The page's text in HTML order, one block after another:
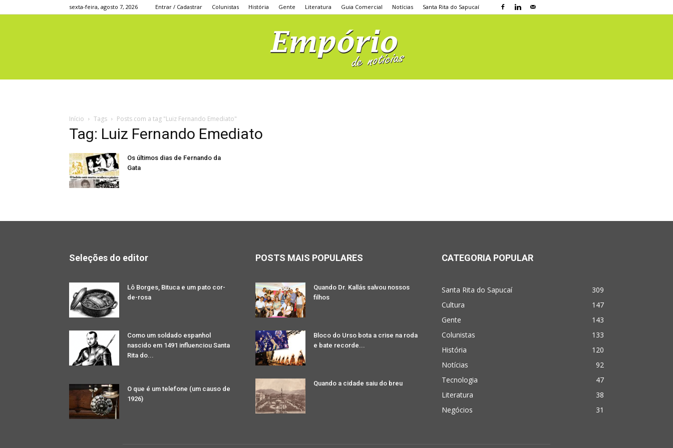
sexta-feira, agosto 7, 2026 Entrar / Cadastrar Colunistas História Gente Literatura Guia Comercial Notícias Santa Rita do Sapucaí
Início Tags Posts com a tag "Luiz Fernando Emediato"
Tag: Luiz Fernando Emediato
Os últimos dias de Fernando da
Gata
Seleções do editor
Lô Borges, Bituca e um pato cor-
de-rosa
Como um soldado espanhol
nascido em 1491 influenciou Santa
Rita do...
O que é um telefone (um causo de
1926)
POSTS MAIS POPULARES
Quando Dr. Kallás salvou nossos
filhos
Bloco do Urso bota a crise na roda
e bate recorde...
Quando a cidade saiu do breu
CATEGORIA POPULAR
Santa Rita do Sapucaí
309
Cultura
147
Gente
143
Colunistas
133
História
120
Notícias
92
Tecnologia
47
Literatura
38
Negócios
31